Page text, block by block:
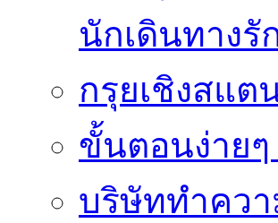
นักเดินทางรั
กรุยเชิงสแต
ขั้นตอนง่าย
บริษัททำคว